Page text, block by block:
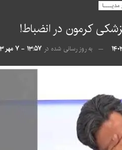
کرمون در انضباط!
به روز رسانی شده در ۱۳:۵۷ - ۷ مهر ۱۴۰۳